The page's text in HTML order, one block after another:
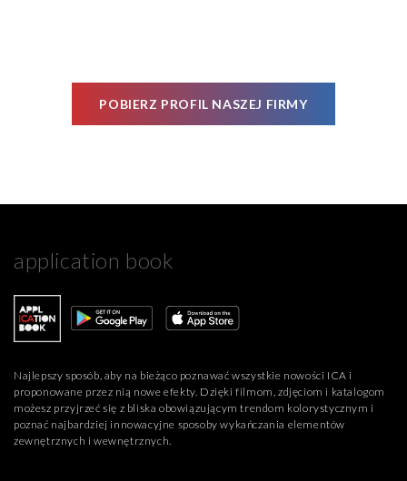
POBIERZ PROFIL NASZEJ FIRMY
application book
Najlepszy sposób, aby na bieżąco poznawać wszystkie nowości ICA i
proponowane przez nią nowe efekty. Dzięki filmom, zdjęciom i katalogom
możesz przyjrzeć się z bliska obowiązującym trendom kolorystycznym i
poznać najbardziej innowacyjne sposoby wykańczania elementów
zewnętrznych i wewnętrznych.